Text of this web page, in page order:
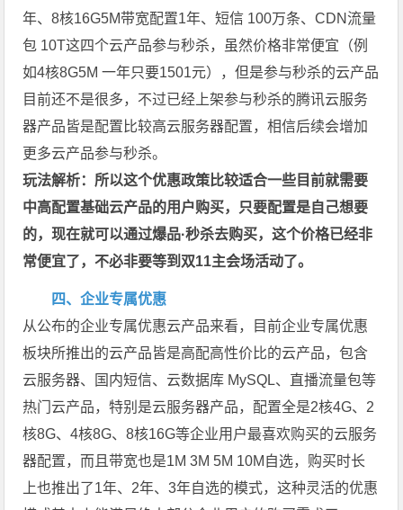
年、8核16G5M带宽配置1年、短信 100万条、CDN流量
包 10T这四个云产品参与秒杀，虽然价格非常便宜（例
如4核8G5M 一年只要1501元），但是参与秒杀的云产品
目前还不是很多，不过已经上架参与秒杀的腾讯云服务
器产品皆是配置比较高云服务器配置，相信后续会增加
更多云产品参与秒杀。
玩法解析：所以这个优惠政策比较适合一些目前就需要
中高配置基础云产品的用户购买，只要配置是自己想要
的，现在就可以通过爆品·秒杀去购买，这个价格已经非
常便宜了，不必非要等到双11主会场活动了。
四、企业专属优惠
从公布的企业专属优惠云产品来看，目前企业专属优惠
板块所推出的云产品皆是高配高性价比的云产品，包含
云服务器、国内短信、云数据库 MySQL、直播流量包等
热门云产品，特别是云服务器产品，配置全是2核4G、2
核8G、4核8G、8核16G等企业用户最喜欢购买的云服务
器配置，而且带宽也是1M 3M 5M 10M自选，购买时长
上也推出了1年、2年、3年自选的模式，这种灵活的优惠